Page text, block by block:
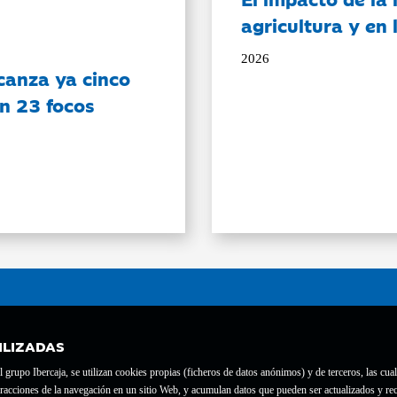
Ibercaja, se utilizan cookies propias (ficheros de datos anónimos) y de terceros, las
de la navegación en un sitio Web, y acumulan datos que pueden ser actualizados y
ya cinco
23 focos
agricultura y en
2026